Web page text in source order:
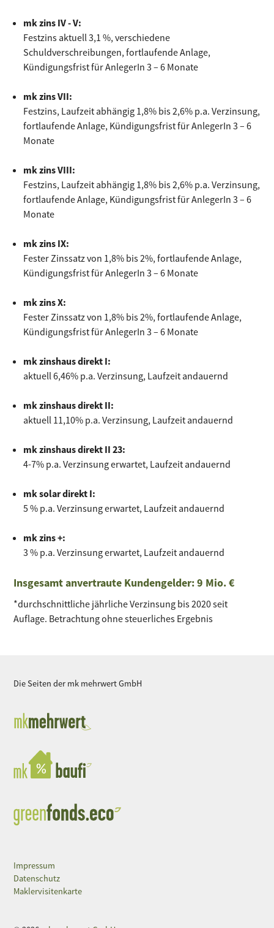
mk zins IV - V:
Festzins aktuell 3,1 %, verschiedene
Schuldverschreibungen, fortlaufende Anlage,
Kündigungsfrist für AnlegerIn 3 – 6 Monate
mk zins VII:
Festzins, Laufzeit abhängig 1,8% bis 2,6% p.a. Verzinsung,
fortlaufende Anlage, Kündigungsfrist für AnlegerIn 3 – 6
Monate
mk zins VIII:
Festzins, Laufzeit abhängig 1,8% bis 2,6% p.a. Verzinsung,
fortlaufende Anlage, Kündigungsfrist für AnlegerIn 3 – 6
Monate
mk zins IX:
Fester Zinssatz von 1,8% bis 2%, fortlaufende Anlage,
Kündigungsfrist für AnlegerIn 3 – 6 Monate
mk zins X:
Fester Zinssatz von 1,8% bis 2%, fortlaufende Anlage,
Kündigungsfrist für AnlegerIn 3 – 6 Monate
mk zinshaus direkt I:
aktuell 6,46% p.a. Verzinsung, Laufzeit andauernd
mk zinshaus direkt II:
aktuell 11,10% p.a. Verzinsung, Laufzeit andauernd
mk zinshaus direkt II 23:
4-7% p.a. Verzinsung erwartet, Laufzeit andauernd
mk solar direkt I:
5 % p.a. Verzinsung erwartet, Laufzeit andauernd
mk zins +:
3 % p.a. Verzinsung erwartet, Laufzeit andauernd
Insgesamt anvertraute Kundengelder: 9 Mio. €
*durchschnittliche jährliche Verzinsung bis 2020 seit
Auflage. Betrachtung ohne steuerliches Ergebnis
Die Seiten der mk mehrwert GmbH
Impressum
Datenschutz
Maklervisitenkarte